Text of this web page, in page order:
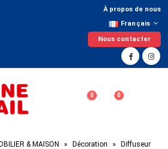
À propos de nous
Français
Nous contacter
0 0
& MAISON » Décoration »
Diffuseur